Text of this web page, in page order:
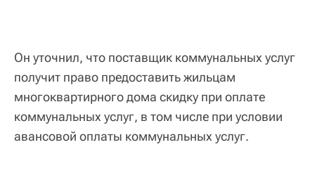
Он уточнил, что поставщик коммунальных услуг
получит право предоставить жильцам
многоквартирного дома скидку при оплате
коммунальных услуг, в том числе при условии
авансовой оплаты коммунальных услуг.